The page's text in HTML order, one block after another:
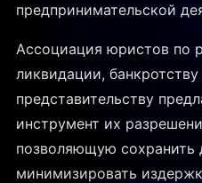
предпринимательской
Ассоциация юристов по
ликвидации,
представительству
инструмент их
позволяющую сохранить
минимизировать